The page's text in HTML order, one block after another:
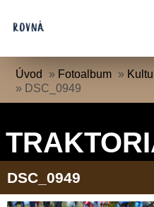
Úvod » Fotoalbum »
» DSC_0949
DSC_0949